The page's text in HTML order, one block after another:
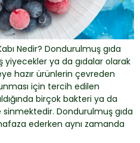
Nedir? Dondurulmuş gıda
yiyecekler ya da gıdalar olarak
hazır ürünlerin çevreden
için tercih edilen
birçok bakteri ya da
sinmektedir. Dondurulmuş gıda
ederken aynı zamanda